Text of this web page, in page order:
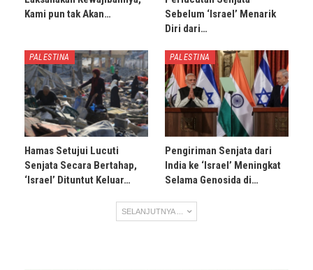
Kami pun tak Akan…
Sebelum ‘Israel’ Menarik
Diri dari…
PALESTINA
Hamas Setujui Lucuti
Senjata Secara Bertahap,
‘Israel’ Dituntut Keluar…
PALESTINA
Pengiriman Senjata dari
India ke ‘Israel’ Meningkat
Selama Genosida di…
SELANJUTNYA ...